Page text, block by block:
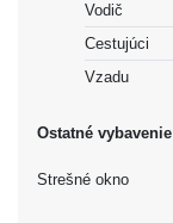
Vodič
Cestujúci
Vzadu
Ostatné vybavenie
Strešné okno